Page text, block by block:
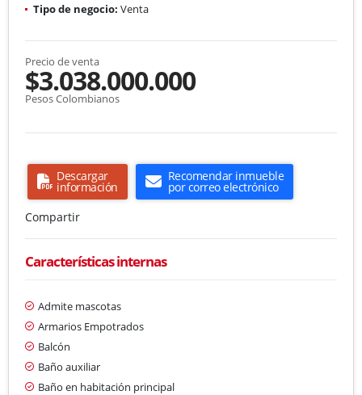
Tipo de negocio: Venta
Precio de venta
$3.038.000.000
Pesos Colombianos
Descargar
información
Recomendar inmueble
por correo electrónico
Compartir
Características internas
Admite mascotas
Armarios Empotrados
Balcón
Baño auxiliar
Baño en habitación principal